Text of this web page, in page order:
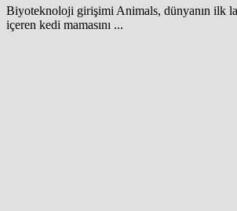
Biyoteknoloji girişimi Animals, dünyanın ilk
içeren kedi mamasını ...